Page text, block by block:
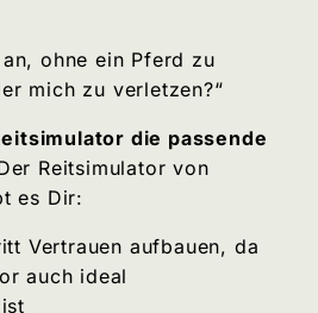
ohne ein Pferd zu
mich zu verletzen?“
die passende
Reitsimulator von
es Dir:
Vertrauen aufbauen, da
auch ideal